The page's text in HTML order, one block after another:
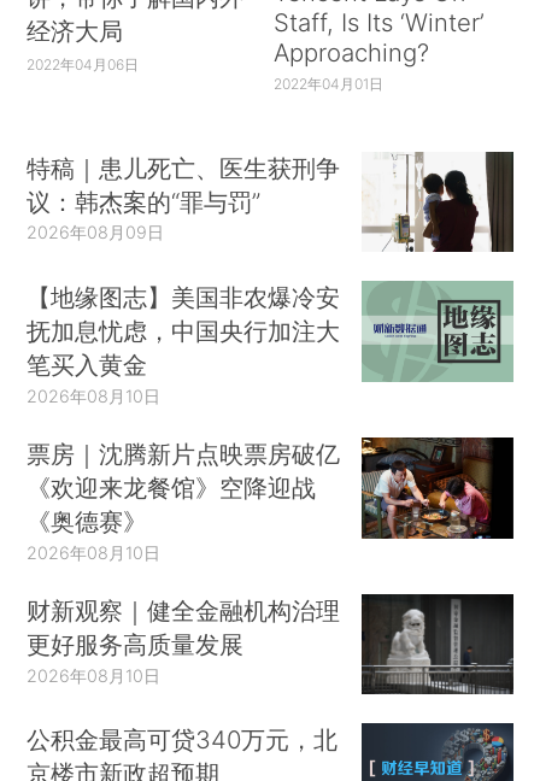
经济大局
2022年04月06日
Staff, Is Its ‘Winter’
Approaching?
2022年04月01日
特稿｜患儿死亡、医生获刑争
议：韩杰案的“罪与罚”
2026年08月09日
【地缘图志】美国非农爆冷安
抚加息忧虑，中国央行加注大
笔买入黄金
2026年08月10日
票房｜沈腾新片点映票房破亿
《欢迎来龙餐馆》空降迎战
《奥德赛》
2026年08月10日
财新观察｜健全金融机构治理
更好服务高质量发展
2026年08月10日
公积金最高可贷340万元，北
京楼市新政超预期